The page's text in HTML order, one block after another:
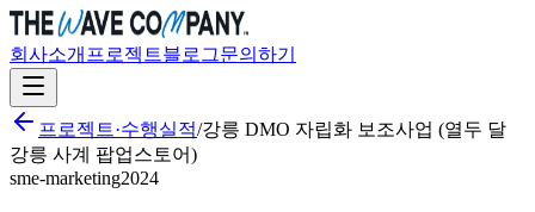
회사소개 프로젝트블로그문의하기
프로젝트·수행실적/강릉 DMO 자립화 보조사업 (열두 달
강릉 사계 팝업스토어)
sme-marketing2024